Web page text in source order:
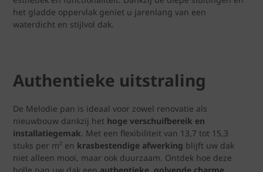
het gladde oppervlak geniet u jarenlang van een
waterdicht en stijlvol dak.
Authentieke uitstraling
De Melodie pan is ideaal voor zowel renovatie als
nieuwbouw dankzij het hoge verschuifbereik en
installatiegemak. Met een flexibiliteit van 13,7 tot 15,3
stuks per m² en krasbestendige afwerking blijft uw dak
niet alleen mooi, maar ook duurzaam. Ontdek hoe deze